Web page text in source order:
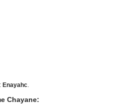
Enayahc.
Chayane: